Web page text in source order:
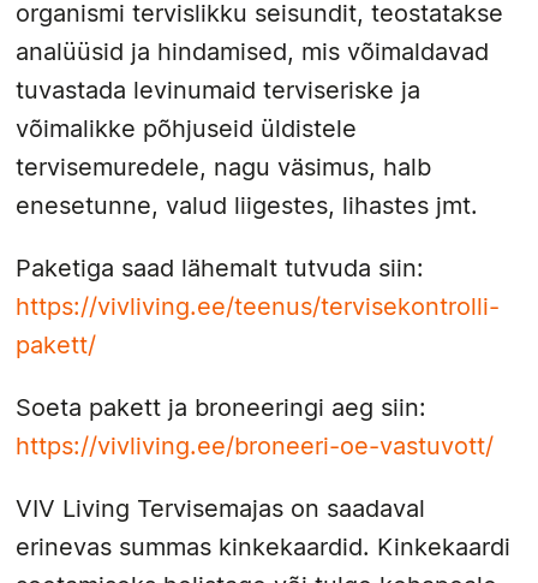
organismi tervislikku seisundit, teostatakse
analüüsid ja hindamised, mis võimaldavad
tuvastada levinumaid terviseriske ja
võimalikke põhjuseid üldistele
tervisemuredele, nagu väsimus, halb
enesetunne, valud liigestes, lihastes jmt.
Paketiga saad lähemalt tutvuda siin:
https://vivliving.ee/teenus/tervisekontrolli-
pakett/
Soeta pakett ja broneeringi aeg siin:
https://vivliving.ee/broneeri-oe-vastuvott/
VIV Living Tervisemajas on saadaval
erinevas summas kinkekaardid. Kinkekaardi